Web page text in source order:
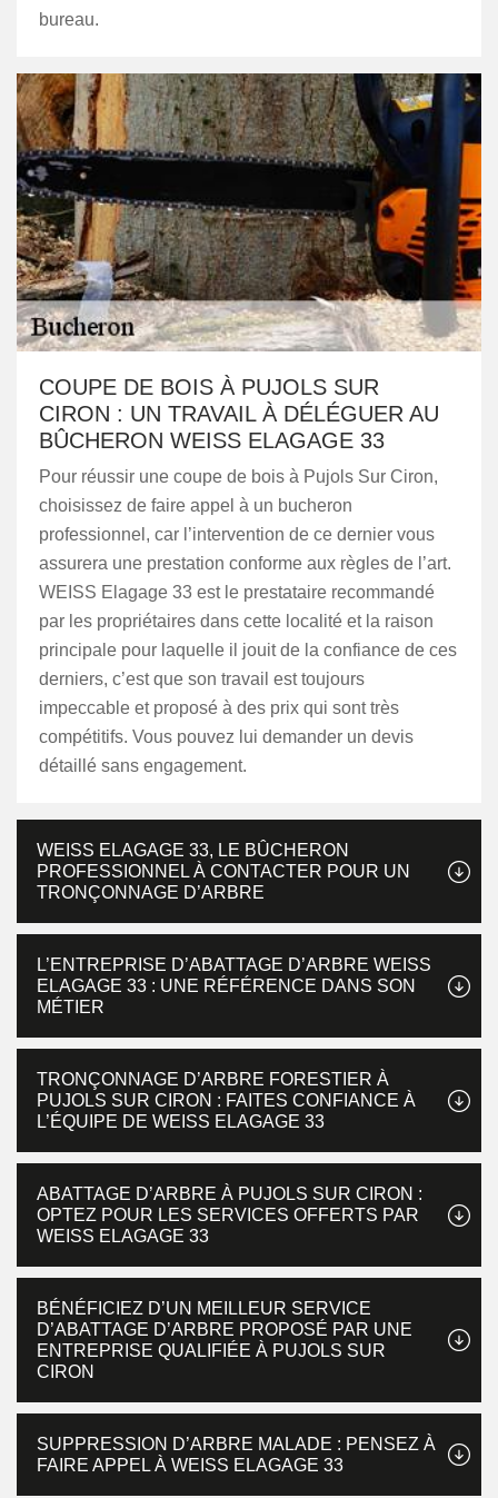
bureau.
COUPE DE BOIS À PUJOLS SUR
CIRON : UN TRAVAIL À DÉLÉGUER AU
BÛCHERON WEISS ELAGAGE 33
Pour réussir une coupe de bois à Pujols Sur Ciron,
choisissez de faire appel à un bucheron
professionnel, car l’intervention de ce dernier vous
assurera une prestation conforme aux règles de l’art.
WEISS Elagage 33 est le prestataire recommandé
par les propriétaires dans cette localité et la raison
principale pour laquelle il jouit de la confiance de ces
derniers, c’est que son travail est toujours
impeccable et proposé à des prix qui sont très
compétitifs. Vous pouvez lui demander un devis
détaillé sans engagement.
WEISS ELAGAGE 33, LE BÛCHERON
PROFESSIONNEL À CONTACTER POUR UN
TRONÇONNAGE D’ARBRE
L’ENTREPRISE D’ABATTAGE D’ARBRE WEISS
ELAGAGE 33 : UNE RÉFÉRENCE DANS SON
MÉTIER
TRONÇONNAGE D’ARBRE FORESTIER À
PUJOLS SUR CIRON : FAITES CONFIANCE À
L’ÉQUIPE DE WEISS ELAGAGE 33
ABATTAGE D’ARBRE À PUJOLS SUR CIRON :
OPTEZ POUR LES SERVICES OFFERTS PAR
WEISS ELAGAGE 33
BÉNÉFICIEZ D’UN MEILLEUR SERVICE
D’ABATTAGE D’ARBRE PROPOSÉ PAR UNE
ENTREPRISE QUALIFIÉE À PUJOLS SUR
CIRON
SUPPRESSION D’ARBRE MALADE : PENSEZ À
FAIRE APPEL À WEISS ELAGAGE 33